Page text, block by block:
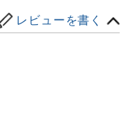
レビューを書く